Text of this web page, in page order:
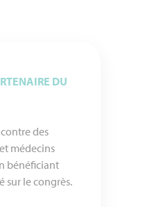
DU
des
médecins
bénéficiant
sur le congrès.